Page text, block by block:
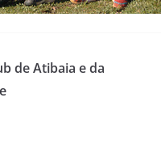
de Atibaia e da